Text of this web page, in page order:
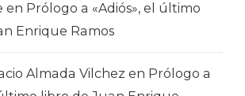
en Prólogo a «Adiós», el último
Enrique Ramos
Almada Vilchez en Prólogo a